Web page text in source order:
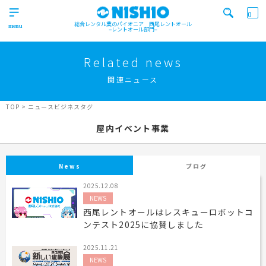
総合レンタル業のパイオニア 西尾レントオール
レントオール部門
Product
事業紹介
屋外イベント事業
Outdoor event business
屋内イベント事業
Indoor event business
トレーラーハウス事業
Trailer house business
営業所一覧
Office
ニュース
ニュース
News
レンタルシステム のご案内
Guidance
0
実績
商品 ニュース/ブログ
検索する
Related news
関連ニュース
TOP > ニュースビジネスタグ
屋内イベント事業
News ブログ
2025.12.08
NEWS
西尾レントオールはレスキューロボットコ
ンテスト2025に協賛しました
2025.11.21
NEWS